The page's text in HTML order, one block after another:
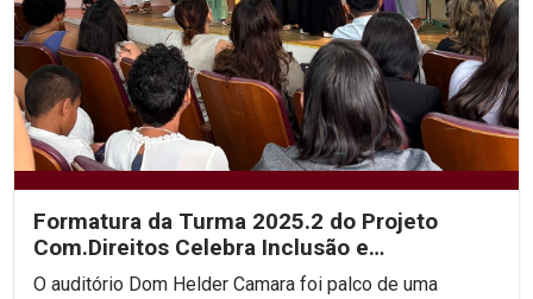
Formatura da Turma 2025.2 do Projeto
Com.Direitos Celebra Inclusão e
Transformação Social
O auditório Dom Helder Camara foi palco de uma